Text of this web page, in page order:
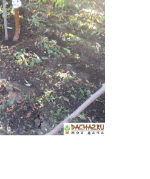
Клубники в подвесных
грядках
Посадки по лунному
календарю